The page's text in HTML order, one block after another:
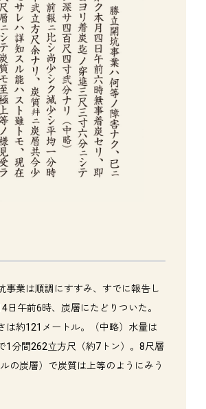
事業は順調にすすみ、すでに報告し
日午前6時、炭層にたどりついた。
は約121メートル。（中略）水量は
1分間262立方尺（約7トン）。8尺層
ルの炭層）で炭質は上等のようにみう